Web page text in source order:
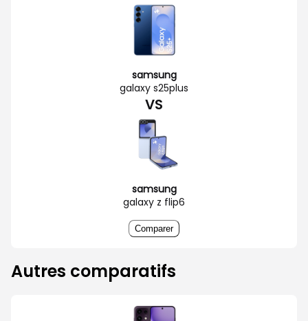
samsung
galaxy s25plus
VS
samsung
galaxy z flip6
Comparer
Autres comparatifs